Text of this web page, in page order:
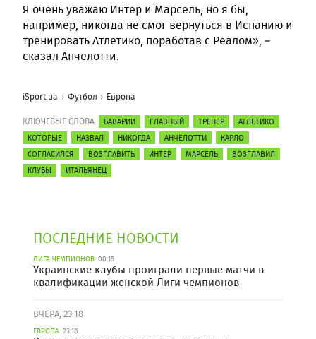
Я очень уважаю Интер и Марсель, но я бы,
например, никогда не смог вернуться в Испанию и
тренировать Атлетико, поработав с Реалом», –
сказал Анчелотти.
iSport.ua Футбол Европа
КЛЮЧЕВЫЕ СЛОВА: БАВАРИИ ГЛАВНЫЙ ТРЕНЕР
АТЛЕТИКО
КОТОРЫЕ
НАЗВАЛ НИКОГДА АНЧЕЛОТТИ
КАРЛО
СОГЛАСИЛСЯ
ВОЗГЛАВИТЬ ИНТЕР МАРСЕЛЬ
ВОЗГЛАВИЛ
КЛУБЫ
ИТАЛЬЯНЕЦ
ПОСЛЕДНИЕ НОВОСТИ
ЛИГА ЧЕМПИОНОВ 00:15
Украинские клубы проиграли первые матчи в
квалификации женской Лиги чемпионов
ВЧЕРА, 23:18
ЕВРОПА 23:18